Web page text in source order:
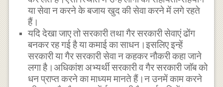
या सेवा न करने के बजाय खुद की सेवा करने में लगे रहते
हैं।
यदि देखा जाए तो सरकारी तथा गैर सरकारी सेवाएं ढोंग
बनकर रह गई है या कमाई का साधन।इसलिए इन्हें
सरकारी या गैर सरकारी सेवा न कहकर नौकरी कहा जाने
लगा है।अधिकांश अभ्यर्थी सरकारी व गैर सरकारी जाॅब को
धन प्राप्त करने का माध्यम मानते हैं।न उनमें काम करने